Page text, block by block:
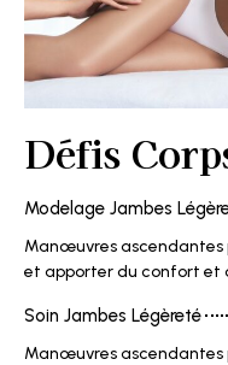
Défis
Modelage Jambes
Manœuvres ascendantes
et apporter du confort et
Soin Jambes Légèreté
Manœuvres ascendantes